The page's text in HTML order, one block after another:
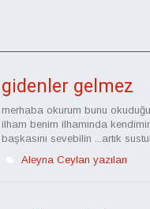
gidenler gelmez
merhaba okurum bunu
ilham benim ilhamında
başkasını sevebilin ...artık
Aleyna Ceylan yazıları